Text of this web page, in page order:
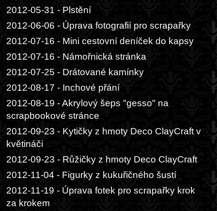
2012-05-31 - Plstění
2012-06-06 - Úprava fotografií pro scrapařky
2012-07-16 - Mini cestovní deníček do kapsy
2012-07-16 - Námořnická stránka
2012-07-25 - Drátované kamínky
2012-08-17 - Inchové přání
2012-08-19 - Akrylový šeps "gesso" na
scrapbookové stránce
2012-09-23 - Kytičky z hmoty Deco ClayCraft v
květináči
2012-09-23 - Růžičky z hmoty Deco ClayCraft
2012-11-04 - Figurky z kukuřičného šustí
2012-11-19 - Úprava fotek pro scrapařky krok
za krokem